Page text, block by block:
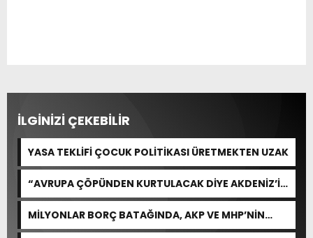
İLGİNİZİ ÇEKEBİLİR
YASA TEKLİFİ ÇOCUK POLİTİKASI ÜRETMEKTEN UZAK
“AVRUPA ÇÖPÜNDEN KURTULACAK DİYE AKDENİZ’İ
FEDA EDEMEZSİNİZ!”
MİLYONLAR BORÇ BATAĞINDA, AKP VE MHP’NİN
CEVABI: “ARAŞTIRMAYALIM!”